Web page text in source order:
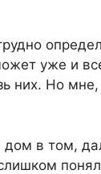
уже и
них. Но
дом в том,